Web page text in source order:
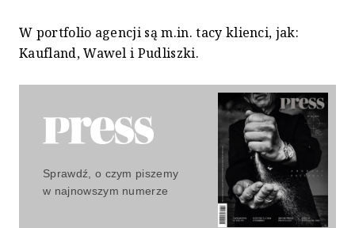
W portfolio agencji są m.in. tacy klienci, jak:
Kaufland, Wawel i Pudliszki.
Sprawdź, o czym piszemy
w najnowszym numerze